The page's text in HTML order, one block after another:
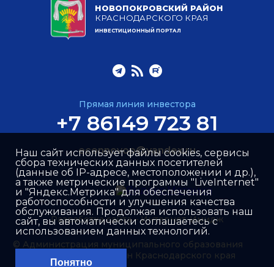
НОВОПОКРОВСКИЙ РАЙОН
КРАСНОДАРСКОГО КРАЯ
ИНВЕСТИЦИОННЫЙ ПОРТАЛ
Прямая линия инвестора
+7 86149 723 81
econnovop@yandex.ru
© Администрация муниципального образования
Новопокровский район Краснодарского края
Разработка сайта –Интернет-Имидж
Наш сайт использует файлы cookies, сервисы
сбора технических данных посетителей
(данные об IP-адресе, местоположении и др.),
а также метрические программы "LiveInternet"
и "Яндекс.Метрика" для обеспечения
работоспособности и улучшения качества
обслуживания. Продолжая использовать наш
сайт, вы автоматически соглашаетесь с
использованием данных технологий.
Понятно